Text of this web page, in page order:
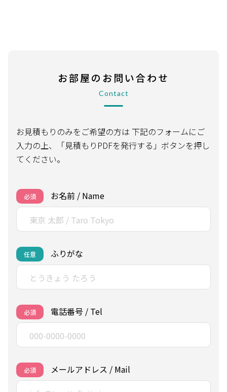
お部屋のお問い合わせ
Contact
お見積もりのみをご希望の方は 下記のフォームにご
入力の上、「見積もりPDFを発行する」ボタンを押し
てください。
必須 お名前 / Name
任意 ふりがな
必須 電話番号 / Tel
必須 メールアドレス / Mail